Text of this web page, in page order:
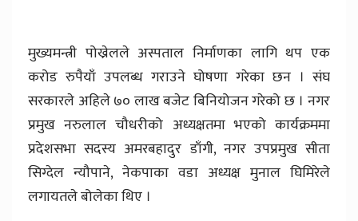
मुख्यमन्त्री पोख्रेलले अस्पताल निर्माणका लागि थप एक
करोड रुपैयाँ उपलब्ध गराउने घोषणा गरेका छन । संघ
सरकारले अहिले ७० लाख बजेट बिनियोजन गरेको छ । नगर
प्रमुख नरुलाल चौधरीको अध्यक्षतमा भएको कार्यक्रममा
प्रदेशसभा सदस्य अमरबहादुर डाँगी, नगर उपप्रमुख सीता
सिग्देल न्यौपाने, नेकपाका वडा अध्यक्ष मुनाल घिमिरेले
लगायतले बोलेका थिए ।